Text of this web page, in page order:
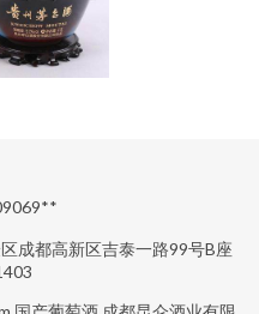
成都高新区吉泰一路99号B座